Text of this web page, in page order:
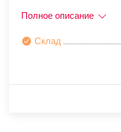
Полное описание
Склад